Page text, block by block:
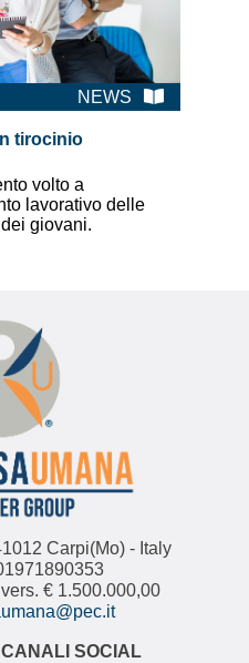
NEWS
tirocinio
volto a
lavorativo delle
giovani.
Carpi(Mo) - Italy
€ 1.500.000,00
SOCIAL